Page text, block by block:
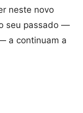
neste novo
seu passado —
a continuam a